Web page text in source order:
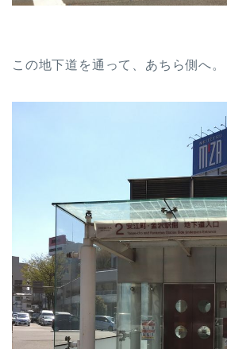
この地下道を通って、あちら側へ。